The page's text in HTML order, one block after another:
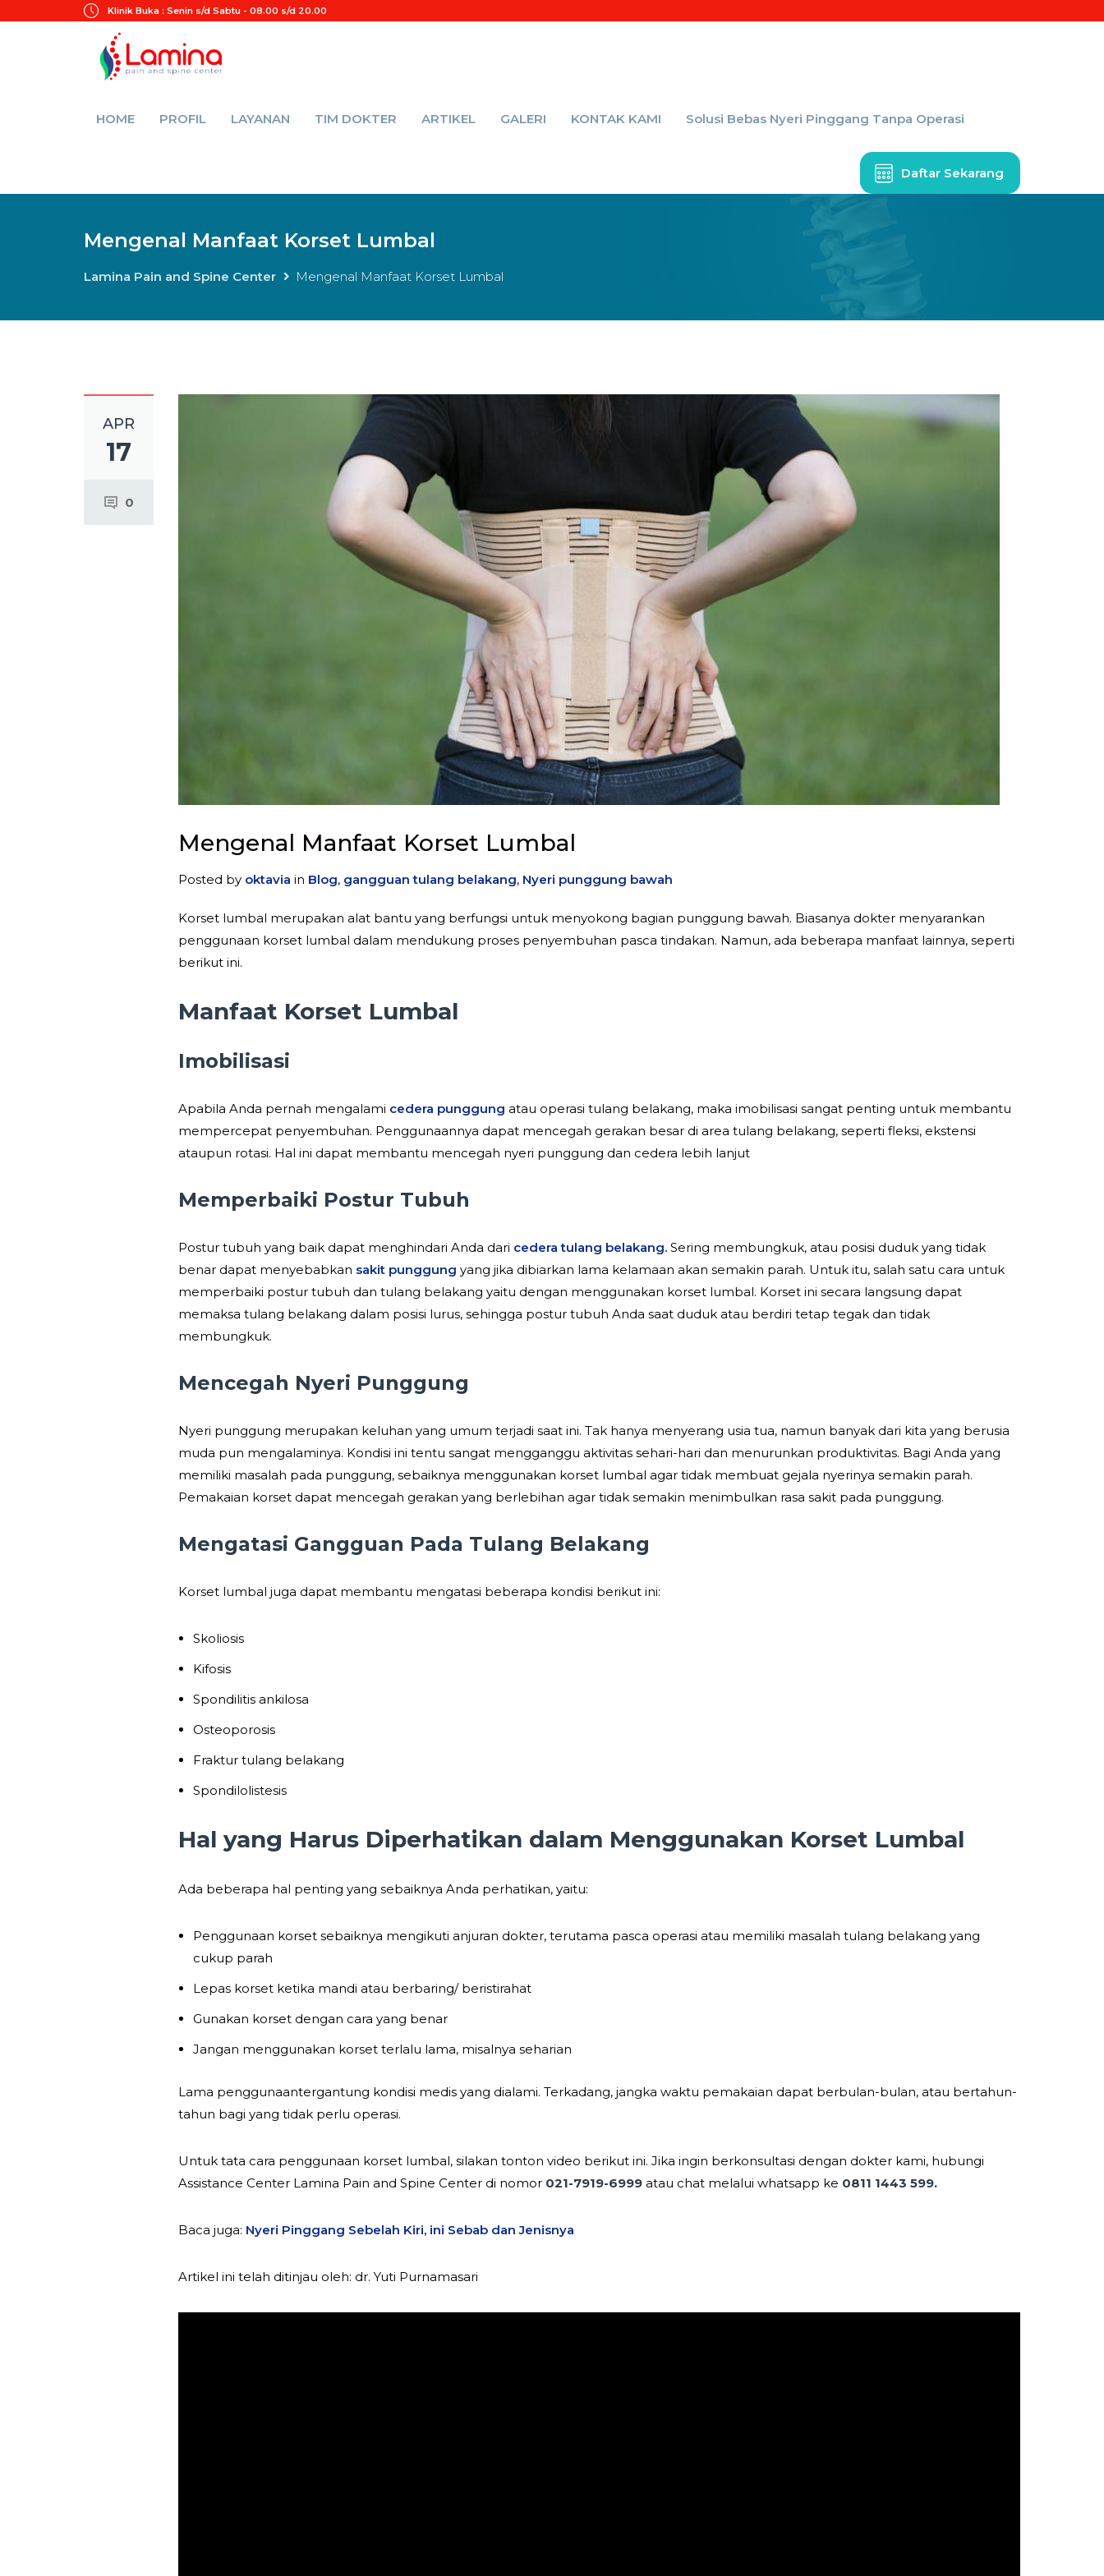
Klinik Buka : Senin s/d Sabtu - 08.00 s/d 20.00
HOME PROFIL LAYANAN TIM DOKTER ARTIKEL GALERI KONTAK KAMI Solusi Bebas Nyeri Pinggang Tanpa Operasi
Daftar Sekarang
Mengenal Manfaat Korset Lumbal
Lamina Pain and Spine Center Mengenal Manfaat Korset Lumbal
APR
17
0
Mengenal Manfaat Korset Lumbal
Posted by oktavia in Blog, gangguan tulang belakang, Nyeri punggung bawah
Korset lumbal merupakan alat bantu yang berfungsi untuk menyokong bagian punggung bawah. Biasanya dokter menyarankan
penggunaan korset lumbal dalam mendukung proses penyembuhan pasca tindakan. Namun, ada beberapa manfaat lainnya, seperti
berikut ini.
Manfaat Korset Lumbal
Imobilisasi
Apabila Anda pernah mengalami cedera punggung atau operasi tulang belakang, maka imobilisasi sangat penting untuk membantu
mempercepat penyembuhan. Penggunaannya dapat mencegah gerakan besar di area tulang belakang, seperti fleksi, ekstensi
ataupun rotasi. Hal ini dapat membantu mencegah nyeri punggung dan cedera lebih lanjut
Memperbaiki Postur Tubuh
Postur tubuh yang baik dapat menghindari Anda dari cedera tulang belakang. Sering membungkuk, atau posisi duduk yang tidak
benar dapat menyebabkan sakit punggung yang jika dibiarkan lama kelamaan akan semakin parah. Untuk itu, salah satu cara untuk
memperbaiki postur tubuh dan tulang belakang yaitu dengan menggunakan korset lumbal. Korset ini secara langsung dapat
memaksa tulang belakang dalam posisi lurus, sehingga postur tubuh Anda saat duduk atau berdiri tetap tegak dan tidak
membungkuk.
Mencegah Nyeri Punggung
Nyeri punggung merupakan keluhan yang umum terjadi saat ini. Tak hanya menyerang usia tua, namun banyak dari kita yang berusia
muda pun mengalaminya. Kondisi ini tentu sangat mengganggu aktivitas sehari-hari dan menurunkan produktivitas. Bagi Anda yang
memiliki masalah pada punggung, sebaiknya menggunakan korset lumbal agar tidak membuat gejala nyerinya semakin parah.
Pemakaian korset dapat mencegah gerakan yang berlebihan agar tidak semakin menimbulkan rasa sakit pada punggung.
Mengatasi Gangguan Pada Tulang Belakang
Korset lumbal juga dapat membantu mengatasi beberapa kondisi berikut ini:
Skoliosis
Kifosis
Spondilitis ankilosa
Osteoporosis
Fraktur tulang belakang
Spondilolistesis
Hal yang Harus Diperhatikan dalam Menggunakan Korset Lumbal
Ada beberapa hal penting yang sebaiknya Anda perhatikan, yaitu:
Penggunaan korset sebaiknya mengikuti anjuran dokter, terutama pasca operasi atau memiliki masalah tulang belakang yang
cukup parah
Lepas korset ketika mandi atau berbaring/ beristirahat
Gunakan korset dengan cara yang benar
Jangan menggunakan korset terlalu lama, misalnya seharian
Lama penggunaantergantung kondisi medis yang dialami. Terkadang, jangka waktu pemakaian dapat berbulan-bulan, atau bertahun-
tahun bagi yang tidak perlu operasi.
Untuk tata cara penggunaan korset lumbal, silakan tonton video berikut ini. Jika ingin berkonsultasi dengan dokter kami, hubungi
Assistance Center Lamina Pain and Spine Center di nomor 021-7919-6999 atau chat melalui whatsapp ke 0811 1443 599.
Baca juga: Nyeri Pinggang Sebelah Kiri, ini Sebab dan Jenisnya
Artikel ini telah ditinjau oleh: dr. Yuti Purnamasari